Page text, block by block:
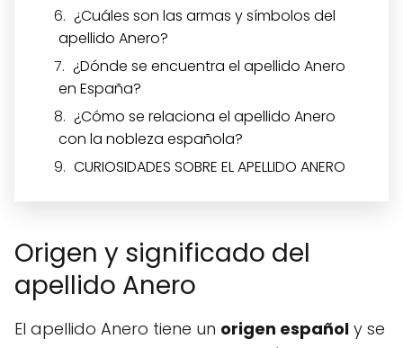
¿Cuáles son las armas y símbolos del
apellido Anero?
¿Dónde se encuentra el apellido Anero
en España?
¿Cómo se relaciona el apellido Anero
con la nobleza española?
CURIOSIDADES SOBRE EL APELLIDO ANERO
Origen y significado del
apellido Anero
El apellido Anero tiene un origen español y se